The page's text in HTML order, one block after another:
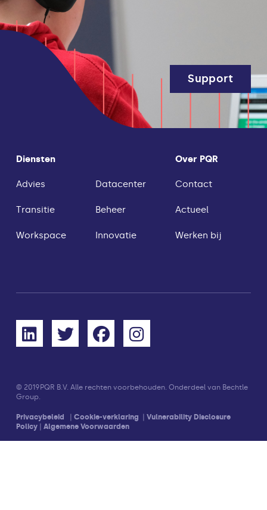
Diensten
Advies
Transitie
Workspace
Datacenter
Beheer
Innovatie
Over PQR
Contact
Actueel
Werken bij
Support
© 2019PQR B.V. Alle rechten voorbehouden. Onderdeel van Bechtle
Group.
Privacybeleid | Cookie-verklaring | Vulnerability Disclosure
Policy | Algemene Voorwaarden